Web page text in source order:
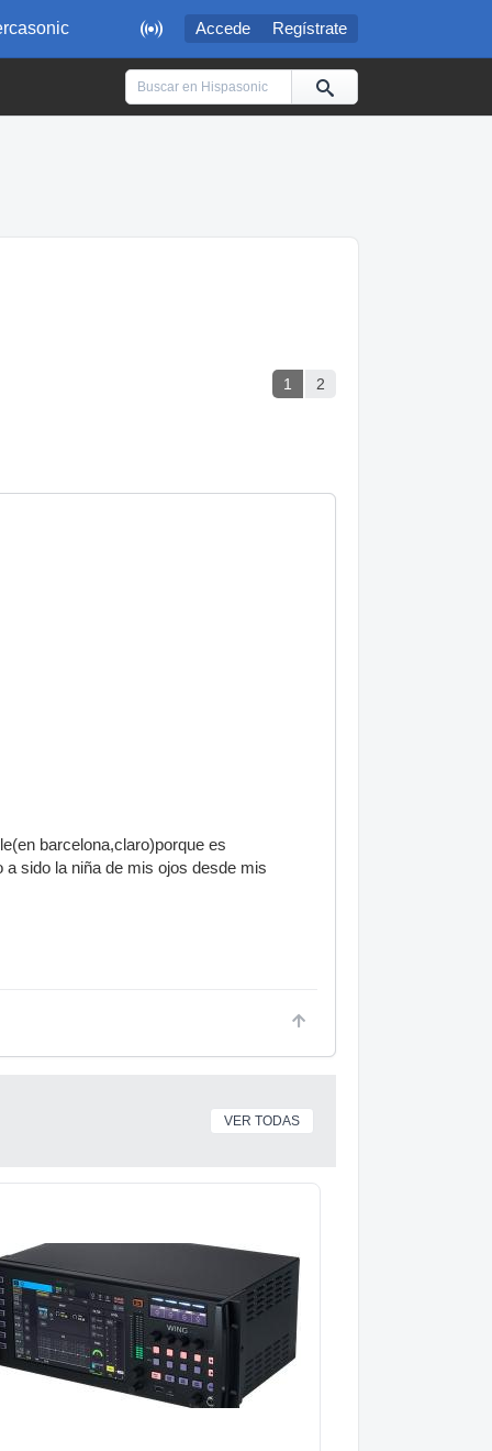
 Accede Regístrate
1 2
barcelona,claro)porque es
a sido la niña de mis ojos desde mis
VER TODAS